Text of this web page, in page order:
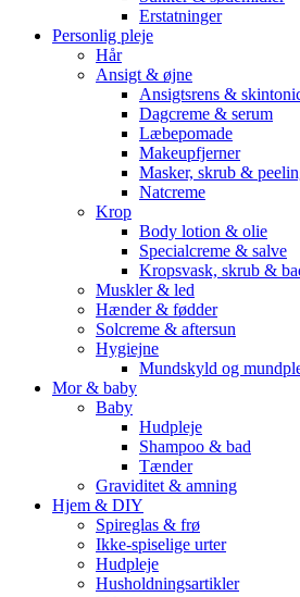
Erstatninger
Personlig pleje
Hår
Ansigt & øjne
Ansigtsrens &
Dagcreme & serum
Læbepomade
Makeupfjerner
Masker, skrub &
Natcreme
Krop
Body lotion & olie
Specialcreme & salve
Kropsvask, skrub &
Muskler & led
Hænder & fødder
Solcreme & aftersun
Hygiejne
Mundskyld og
Mor & baby
Baby
Hudpleje
Shampoo & bad
Tænder
Graviditet & amning
Hjem & DIY
Spireglas & frø
Ikke-spiselige urter
Hudpleje
Husholdningsartikler